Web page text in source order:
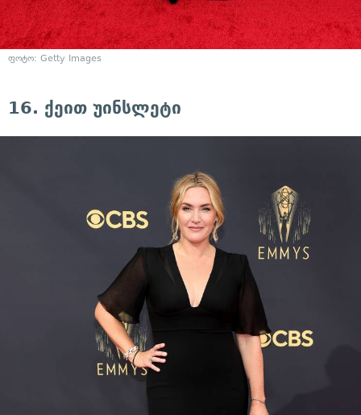
ფოტო: Getty Images
16. ქეით უინსლეტი